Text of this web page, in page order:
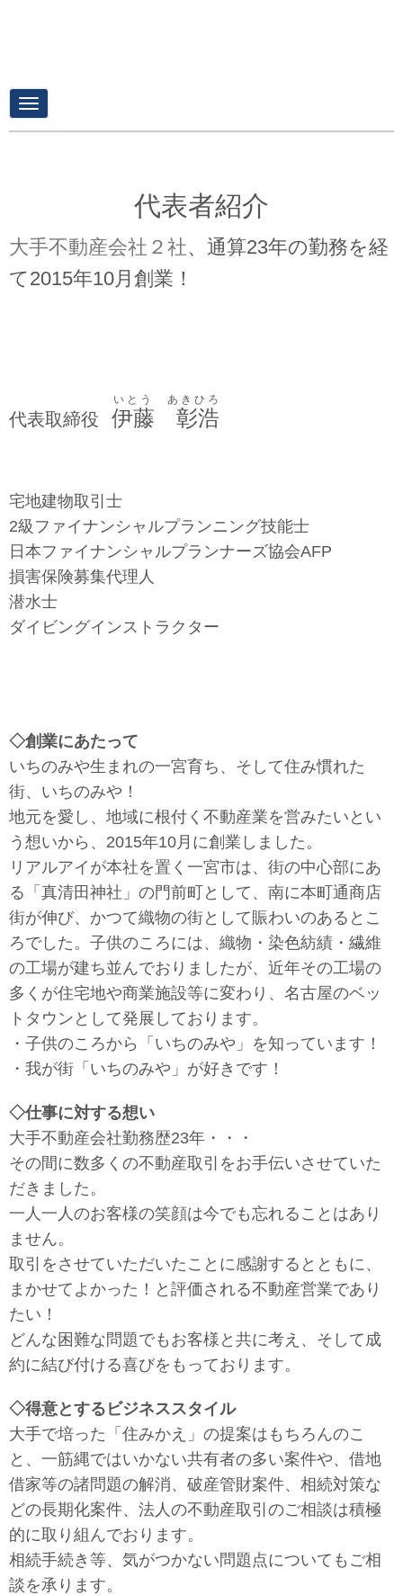
N
a
v
​代表者紹介
大手不動産会社２社、​通算23年の勤務を経
て2015年10月創業！
代表取締役 伊藤 彰浩
いとう あきひろ
宅地建物取引士
2級ファイナンシャルプランニング技能士
日本ファイナンシャルプランナーズ協会AFP
​損害保険募集代理人
潜水士
​ダイビングインストラクター
◇創業にあたって
いちのみや生まれの一宮育ち、そして住み慣れた
街、いちのみや！
地元を愛し、地域に根付く不動産業を営みたいとい
う想いから、2015年10月に創業しました。
リアルアイが本社を置く一宮市は、街の中心部にあ
る「真清田神社」の門前町として、南に本町通商店
街が伸び、かつて織物の街として賑わいのあるとこ
ろでした。子供のころには、織物・染色紡績・繊維
の工場が建ち並んでおりましたが、近年その工場の
多くが住宅地や商業施設等に変わり、名古屋のベッ
トタウンとして発展しております。
・子供のころから「いちのみや」を知っています！
・我が街「いちのみや」が好きです！
◇仕事に対する想い
大手不動産会社勤務歴23年・・・
その間に数多くの不動産取引をお手伝いさせていた
だきました。
一人一人のお客様の笑顔は今でも忘れることはあり
ません。
取引をさせていただいたことに感謝するとともに、
まかせてよかった！と評価される不動産営業であり
たい！
どんな困難な問題でもお客様と共に考え、そして成
約に結び付ける喜びをもっております。
◇得意とするビジネススタイル
大手で培った「住みかえ」の提案はもちろんのこ
と、一筋縄ではいかない共有者の多い案件や、借地
借家等の諸問題の解消、破産管財案件、相続対策な
どの長期化案件、法人の不動産取引のご相談は積極
的に取り組んでおります。
相続手続き等、気がつかない問題点についてもご相
談を承ります。